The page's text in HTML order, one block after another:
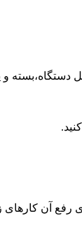
رفع آن کارهای